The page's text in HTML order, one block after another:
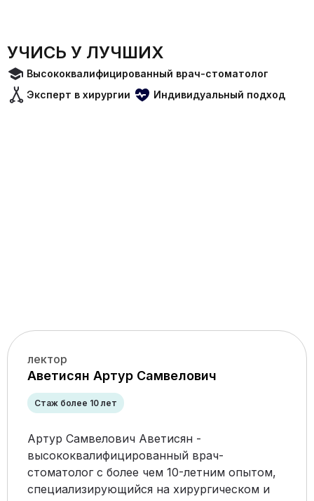
УЧИСЬ У ЛУЧШИХ
Высококвалифицированный врач-стоматолог
Эксперт в хирургии
Индивидуальный подход
лектор
Аветисян Артур Самвелович
Стаж более 10 лет
Артур Самвелович Аветисян -
высококвалифицированный врач-
стоматолог с более чем 10-летним опытом,
специализирующийся на хирургическом и